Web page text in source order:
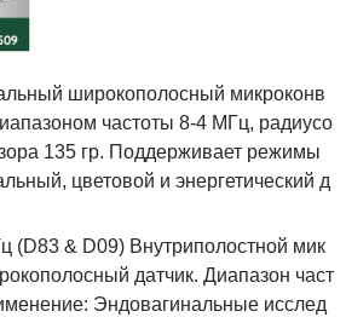
широкополосный микроконв
частоты 8-4 МГц, радиусо
135 гр. Поддерживает режимы
цветовой и энергетический д
(D83 & D09) Внутриполостной мик
датчик. Диапазон част
Эндовагинальные исслед